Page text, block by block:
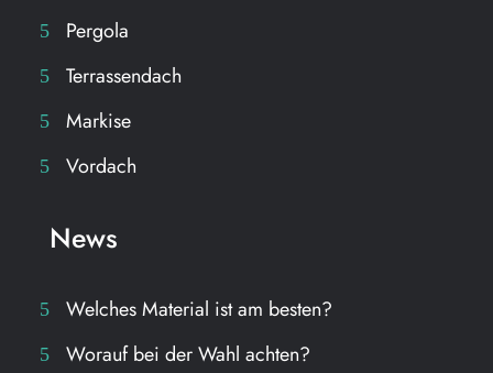
Pergola
Terrassendach
Markise
Vordach
News
Welches Material ist am besten?
Worauf bei der Wahl achten?